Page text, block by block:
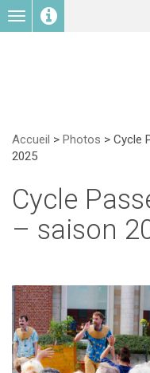
Toggle
navigation
Accueil > Photos > Cycle
2025
Cycle
– saison